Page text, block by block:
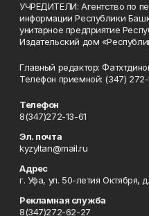
УЧРЕДИТЕЛИ: Агентство по
информации Республики
унитарное предприятие
Издательский дом
Главный редактор:
Телефон приемной: (347) 272-
Телефон
8(347)272-13-61
Эл. почта
kyzyltan@mail.ru
Адрес
г. Уфа, ул. 50-летия Октября,
Рекламная служба
8(347)272-62-27